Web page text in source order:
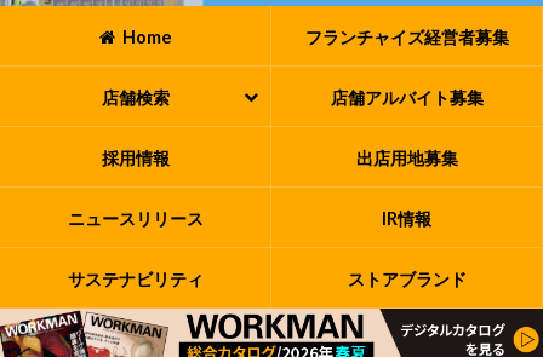
Home フランチャイズ経営者募集
店舗検索 店舗アルバイト募集
採用情報 出店用地募集
ニュースリリース IR情報
サステナビリティ ストアブランド